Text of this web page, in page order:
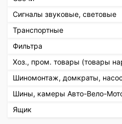
Сигналы звуковые, световые
Транспортные
Фильтра
Хоз., пром. товары (товары
Шиномонтаж, домкраты,
Шины, камеры Авто-Вело-
Ящик